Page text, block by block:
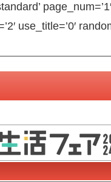
use_title=’0′